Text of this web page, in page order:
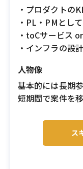
・プロダクトの
・PL・PMとし
・toCサービス
・インフラの設
人物像
基本的には長期
短期間で案件を
ス